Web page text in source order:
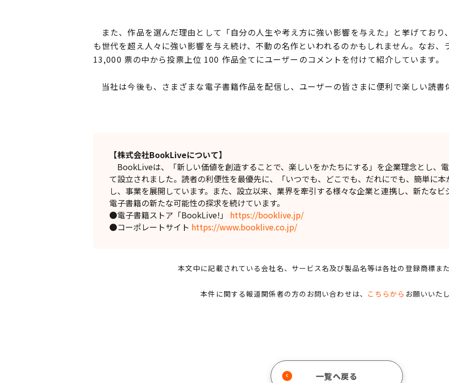
また、作品を選んだ理由として「自分の人生や考え方に強い影響を与えた」と挙げており
も世代を超え人々に強い影響を与え続け、不動の名作といわれるのかもしれません。なお、
13,000 票の中から投票上位 100 作品全てにユーザーのコメントを付けて紹介しています。
当社は今後も、さまざまな電子書籍作品を配信し、ユーザーの皆さまに便利で楽しい読書
【株式会社BookLiveについて】
BookLiveは、「新しい価値を創造することで、楽しいをかたちにする」を企業理念とし、
て設立されました。読者の利便性を最優先に、「いつでも、どこでも、だれにでも、簡単に
し、事業を展開しています。また、設立以来、業界を牽引する様々な企業と連携し、新たなビ
電子書籍の新たな可能性の探求を続けています。
●電子書籍ストア「BookLive!」 https://booklive.jp/
●コーポレートサイト https://www.booklive.co.jp/
本文中に記載されている会社名、サービス名及び製品名等は各社の登録商標また
本件に関する報道関係者の方のお問い合わせは、 こちらから お願いいた
一覧へ戻る